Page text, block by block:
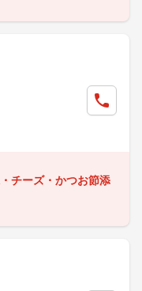
チーズ・かつお節添